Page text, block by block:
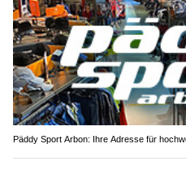
Päddy Sport Arbon: Ihre Adresse für